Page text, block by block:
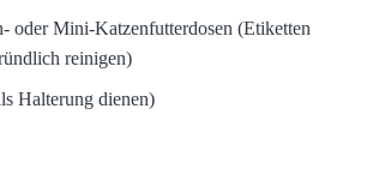
oder Mini-Katzenfutterdosen (Etiketten
reinigen)
Halterung dienen)